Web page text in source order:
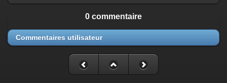
0 commentaire
Commentaires utilisateur